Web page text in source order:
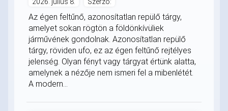
2026. július 8. Szerző:
Az égen feltűnő, azonosítatlan repülő tárgy,
amelyet sokan rögtön a földönkívüliek
járművének gondolnak. Azonosítatlan repülő
tárgy, röviden ufo, ez az égen feltűnő rejtélyes
jelenség. Olyan fényt vagy tárgyat értünk alatta,
amelynek a nézője nem ismeri fel a mibenlétét.
A modern...